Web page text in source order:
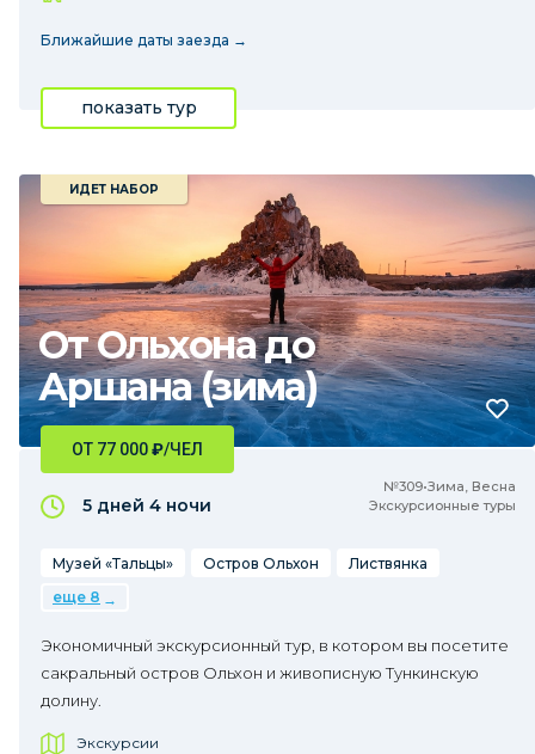
Ближайшие даты заезда →
показать тур
От Ольхона до
Аршана (зима)
ИДЕТ НАБОР
№309•Зима, Весна
Экскурсионные туры
ОТ 77 000₽/ЧЕЛ
5 дней 4 ночи
Музей «Тальцы» Остров Ольхон
Листвянка
еще 8
Экономичный экскурсионный тур, в котором вы посетите
сакральный остров Ольхон и живописную Тункинскую
долину.
Экскурсии